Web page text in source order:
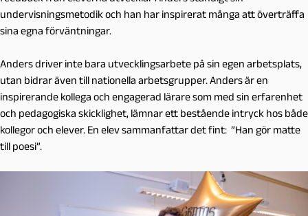
undervisningsmetodik och han har inspirerat många att överträffa
sina egna förväntningar.
Anders driver inte bara utvecklingsarbete på sin egen arbetsplats,
utan bidrar även till nationella arbetsgrupper. Anders är en
inspirerande kollega och engagerad lärare som med sin erfarenhet
och pedagogiska skicklighet, lämnar ett bestående intryck hos både
kollegor och elever. En elev sammanfattar det fint: ”Han gör matte
till poesi”.